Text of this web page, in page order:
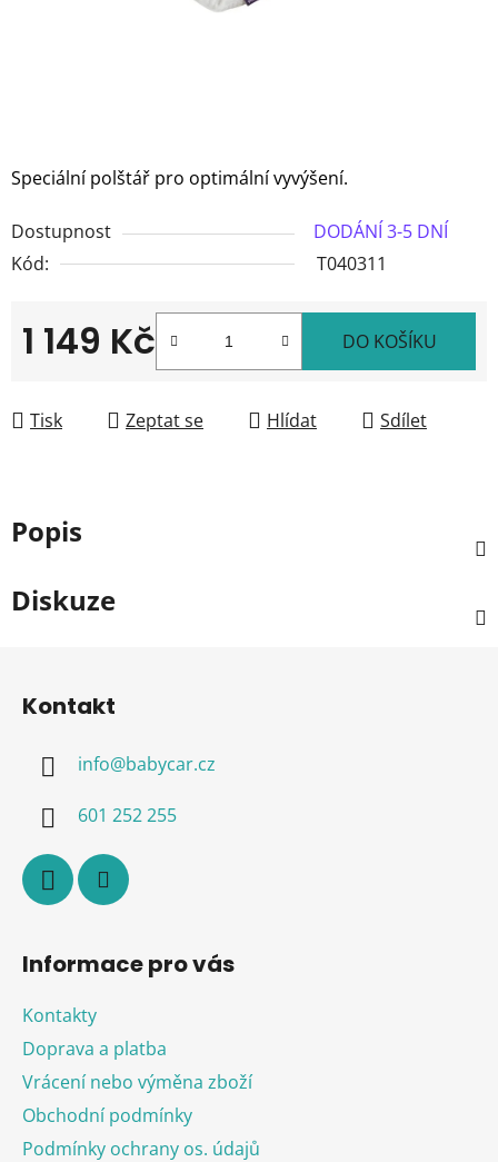
Speciální polštář pro optimální vyvýšení.
Dostupnost
DODÁNÍ 3-5 DNÍ
Kód:
T040311
1 149 Kč DO KOŠÍKU
Tisk Zeptat se Hlídat Sdílet
Popis
Diskuze
Kontakt
info@babycar.cz
601 252 255
Informace pro vás
Kontakty
Doprava a platba
Vrácení nebo výměna zboží
Obchodní podmínky
Podmínky ochrany os. údajů